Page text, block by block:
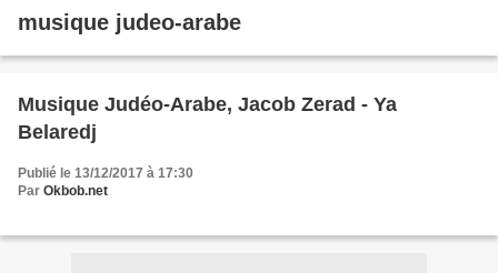
musique judeo-arabe
Musique Judéo-Arabe, Jacob Zerad - Ya
Belaredj
Publié le 13/12/2017 à 17:30
Par Okbob.net